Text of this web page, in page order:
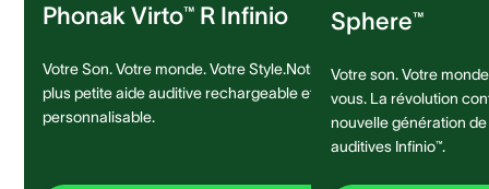
Phonak Virto™ R Infinio
Votre Son. Votre monde. Votre Style.Notre
plus petite aide auditive rechargeable et
personnalisable.
Sphere™
Votre son. Votre
vous. La révolution
nouvelle génération
auditives Infinio™.